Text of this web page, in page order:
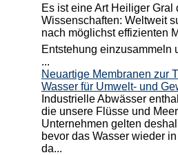
Es ist eine Art Heiliger Gral
Wissenschaften: Weltweit
nach möglichst effizienten
Entstehung einzusammeln
...
Neuartige Membranen zur
Wasser für Umwelt- und
Industrielle Abwässer
die unsere Flüsse und
Unternehmen gelten
bevor das Wasser wieder
da...